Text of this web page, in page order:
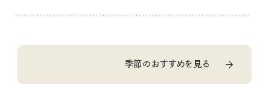
季節のおすすめを見る